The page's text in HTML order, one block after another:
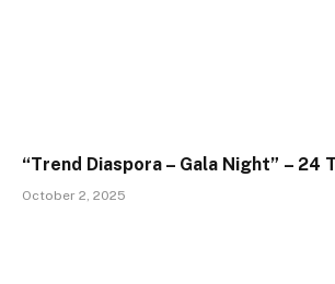
“Trend Diaspora – Gala Night” – 24
October 2, 2025